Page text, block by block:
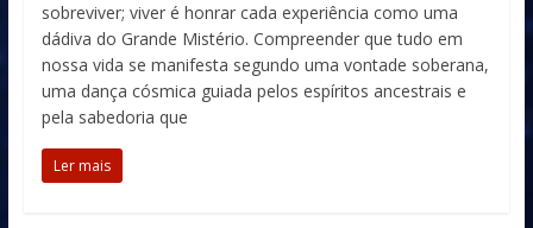
sobreviver; viver é honrar cada experiência como uma
dádiva do Grande Mistério. Compreender que tudo em
nossa vida se manifesta segundo uma vontade soberana,
uma dança cósmica guiada pelos espíritos ancestrais e
pela sabedoria que
Ler mais